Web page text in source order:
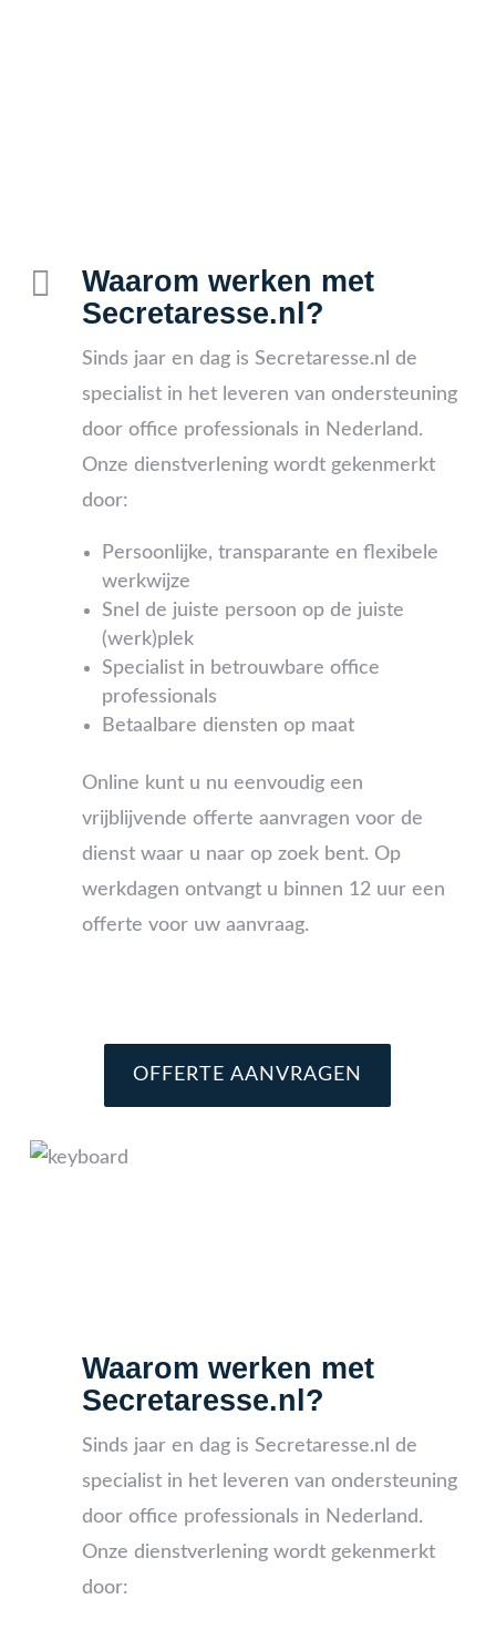

Waarom werken met
Secretaresse.nl?
Sinds jaar en dag is Secretaresse.nl de
specialist in het leveren van ondersteuning
door office professionals in Nederland.
Onze dienstverlening wordt gekenmerkt
door:
Persoonlijke, transparante en flexibele
werkwijze
Snel de juiste persoon op de juiste
(werk)plek
Specialist in betrouwbare office
professionals
Betaalbare diensten op maat
Online kunt u nu eenvoudig een
vrijblijvende offerte aanvragen voor de
dienst waar u naar op zoek bent. Op
werkdagen ontvangt u binnen 12 uur een
offerte voor uw aanvraag.
OFFERTE AANVRAGEN
Waarom werken met
Secretaresse.nl?
Sinds jaar en dag is Secretaresse.nl de
specialist in het leveren van ondersteuning
door office professionals in Nederland.
Onze dienstverlening wordt gekenmerkt
door: